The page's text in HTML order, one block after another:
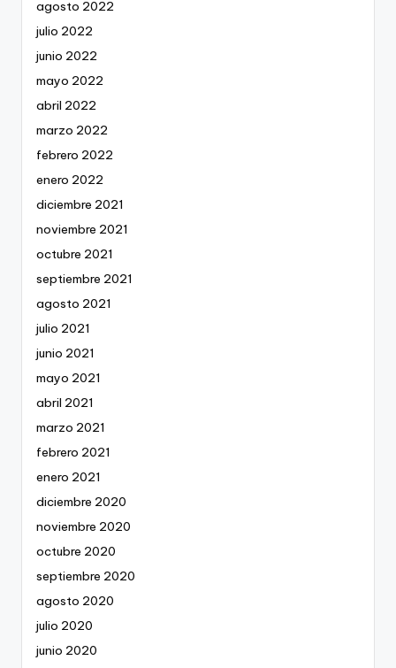
agosto 2022
julio 2022
junio 2022
mayo 2022
abril 2022
marzo 2022
febrero 2022
enero 2022
diciembre 2021
noviembre 2021
octubre 2021
septiembre 2021
agosto 2021
julio 2021
junio 2021
mayo 2021
abril 2021
marzo 2021
febrero 2021
enero 2021
diciembre 2020
noviembre 2020
octubre 2020
septiembre 2020
agosto 2020
julio 2020
junio 2020